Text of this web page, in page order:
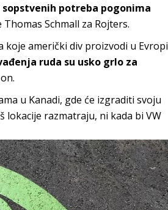
potreba pogonima
Thomas Schmall za Rojters.
koje američki div proizvodi u Evropi
ruda su usko grlo za
u Kanadi, gde će izgraditi svoju
lokacije razmatraju, ni kada bi VW